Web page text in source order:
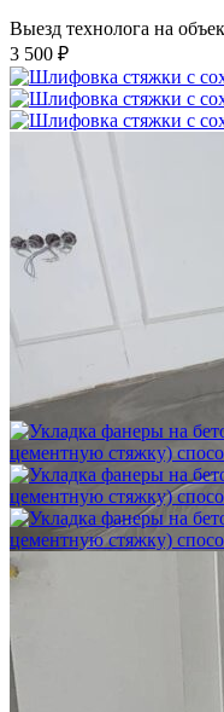
Выезд технолога на
3 500 ₽
Шлифовка стяжки с
1 500 ₽